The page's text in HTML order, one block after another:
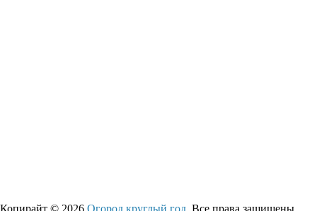
Копирайт © 2026 Огород круглый год . Все права защищены.